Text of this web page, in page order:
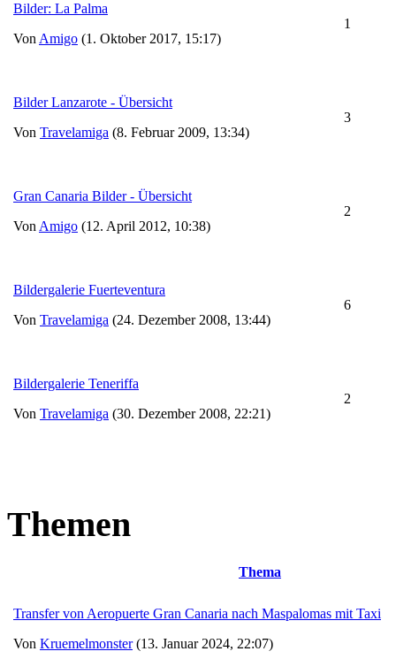
Bilder: La Palma
Von Amigo (1. Oktober 2017, 15:17)
1
Bilder Lanzarote - Übersicht
Von Travelamiga (8. Februar 2009, 13:34)
3
Gran Canaria Bilder - Übersicht
Von Amigo (12. April 2012, 10:38)
2
Bildergalerie Fuerteventura
Von Travelamiga (24. Dezember 2008, 13:44)
6
Bildergalerie Teneriffa
Von Travelamiga (30. Dezember 2008, 22:21)
2
Themen
Thema
Transfer von Aeropuerte Gran Canaria nach Maspalomas mit Taxi
Von Kruemelmonster(13. Januar 2024, 22:07)